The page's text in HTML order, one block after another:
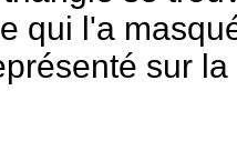
qui l'a
sur